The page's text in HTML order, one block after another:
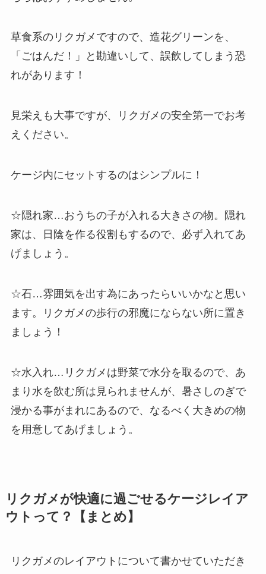
草食系のリクガメですので、造花グリーンを、
「ごはんだ！」と勘違いして、誤飲してしまう恐
れがあります！
見栄えも大事ですが、リクガメの安全第一でお考
えください。
ケージ内にセットするのはシンプルに！
☆隠れ家…おうちの子が入れる大きさの物。隠れ
家は、日陰を作る役割もするので、必ず入れてあ
げましょう。
☆石…雰囲気を出す為にあったらいいかなと思い
ます。リクガメの歩行の邪魔にならない所に置き
ましょう！
☆水入れ…リクガメは野菜で水分を取るので、あ
まり水を飲む所は見られませんが、暑さしのぎで
浸かる事がまれにあるので、なるべく大きめの物
を用意してあげましょう。
リクガメが快適に過ごせるケージレイア
ウトって？【まとめ】
リクガメのレイアウトについて書かせていただき